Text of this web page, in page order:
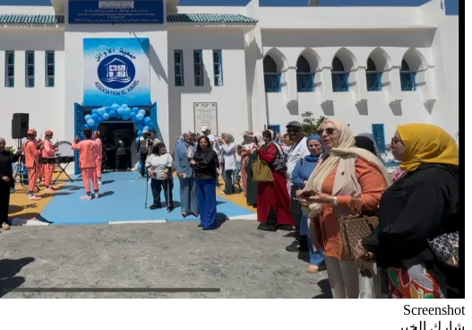
Screenshot
شارك الخبر